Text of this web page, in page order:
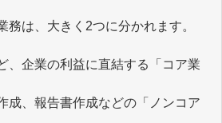
務は、大きく2つに分かれます。
、企業の利益に直結する「コア業
成、報告書作成などの「ノンコア